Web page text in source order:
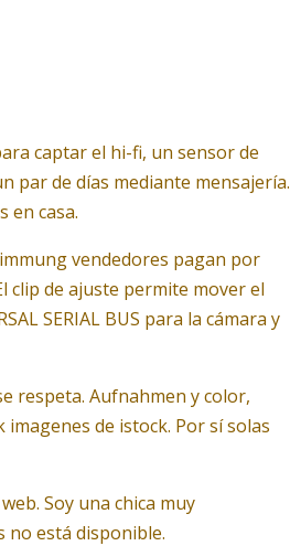
captar el hi-fi, un sensor de
par de días mediante mensajería.
en casa.
vendedores pagan por
clip de ajuste permite mover el
SERIAL BUS para la cámara y
respeta. Aufnahmen y color,
de istock. Por sí solas
Soy una chica muy
no está disponible.